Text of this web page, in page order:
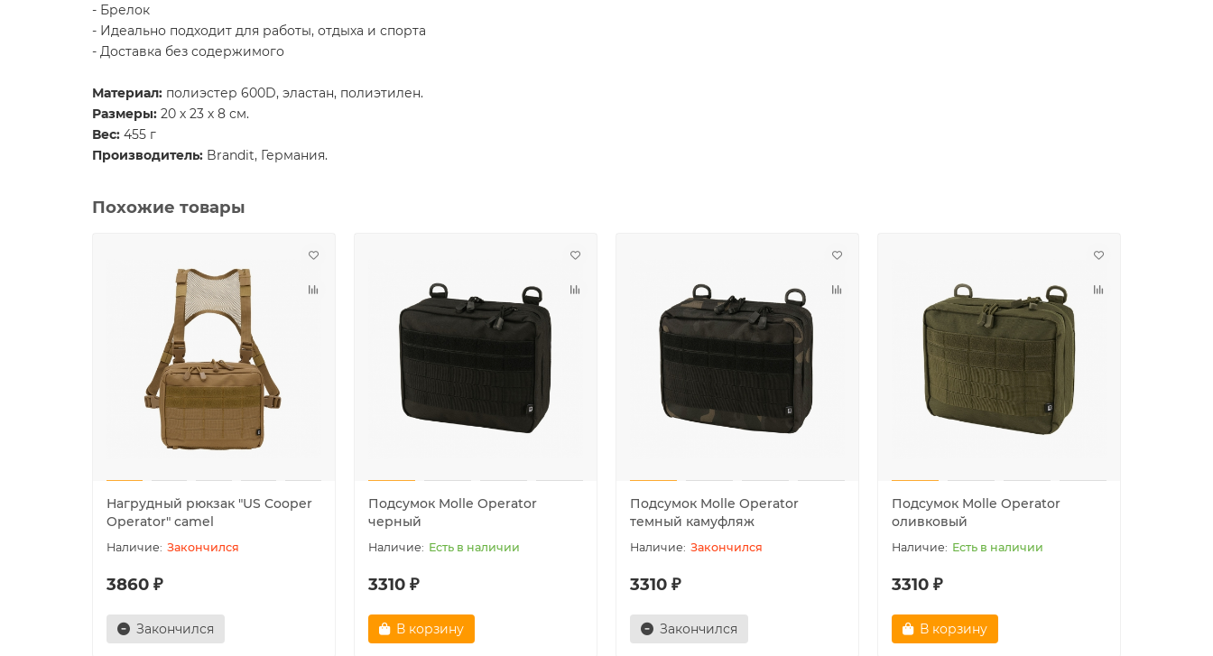
- Брелок
- Идеально подходит для работы, отдыха и спорта
- Доставка без содержимого
Материал: полиэстер 600D, эластан, полиэтилен.
Размеры: 20 х 23 х 8 см.
Вес: 455 г
Производитель: Brandit, Германия.
Похожие товары
Нагрудный рюкзак "US Cooper
Operator" camel
Закончился
3860 ₽
Закончился
Подсумок Molle Operator
черный
Есть в наличии
3310 ₽
В корзину
Подсумок Molle Operator
темный камуфляж
Закончился
3310 ₽
Закончился
Подсумок Molle Operator
оливковый
Есть в наличии
3310 ₽
В корзину